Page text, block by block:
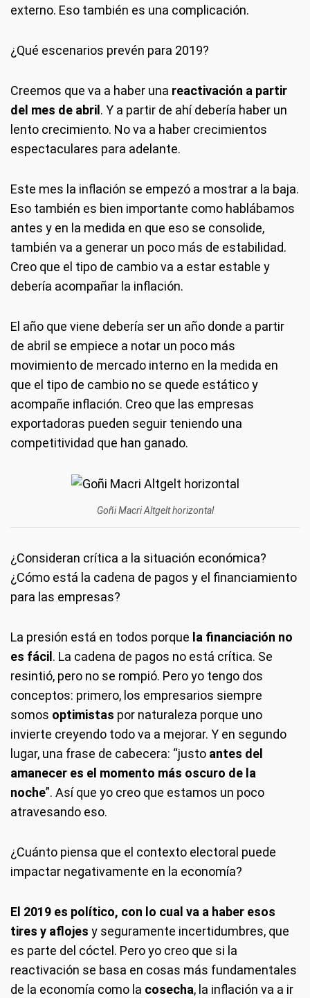
externo. Eso también es una complicación.
¿Qué escenarios prevén para 2019?
Creemos que va a haber una reactivación a partir
del mes de abril. Y a partir de ahí debería haber un
lento crecimiento. No va a haber crecimientos
espectaculares para adelante.
Este mes la inflación se empezó a mostrar a la baja.
Eso también es bien importante como hablábamos
antes y en la medida en que eso se consolide,
también va a generar un poco más de estabilidad.
Creo que el tipo de cambio va a estar estable y
debería acompañar la inflación.
El año que viene debería ser un año donde a partir
de abril se empiece a notar un poco más
movimiento de mercado interno en la medida en
que el tipo de cambio no se quede estático y
acompañe inflación. Creo que las empresas
exportadoras pueden seguir teniendo una
competitividad que han ganado.
Goñi Macri Altgelt horizontal
¿Consideran crítica a la situación económica?
¿Cómo está la cadena de pagos y el financiamiento
para las empresas?
La presión está en todos porque la financiación no
es fácil . La cadena de pagos no está crítica. Se
resintió, pero no se rompió. Pero yo tengo dos
conceptos: primero, los empresarios siempre
somos optimistas por naturaleza porque uno
invierte creyendo todo va a mejorar. Y en segundo
lugar, una frase de cabecera: “justo antes del
amanecer es el momento más oscuro de la
noche”. Así que yo creo que estamos un poco
atravesando eso.
¿Cuánto piensa que el contexto electoral puede
impactar negativamente en la economía?
El 2019 es político, con lo cual va a haber esos
tires y aflojes y seguramente incertidumbres, que
es parte del cóctel. Pero yo creo que si la
reactivación se basa en cosas más fundamentales
de la economía como la cosecha, la inflación va a ir